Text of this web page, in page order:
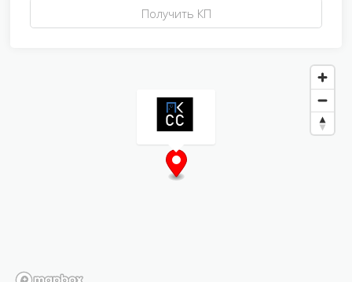
Получить КП